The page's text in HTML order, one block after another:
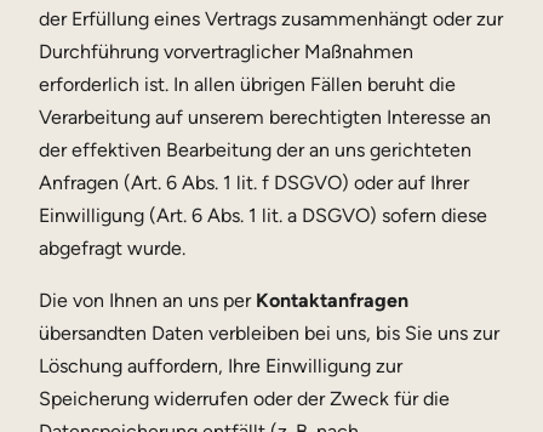
der Erfüllung eines Vertrags zusammenhängt oder zur
Durchführung vorvertraglicher Maßnahmen
erforderlich ist. In allen übrigen Fällen beruht die
Verarbeitung auf unserem berechtigten Interesse an
der effektiven Bearbeitung der an uns gerichteten
Anfragen (Art. 6 Abs. 1 lit. f DSGVO) oder auf Ihrer
Einwilligung (Art. 6 Abs. 1 lit. a DSGVO) sofern diese
abgefragt wurde.
Die von Ihnen an uns per Kontaktanfragen
übersandten Daten verbleiben bei uns, bis Sie uns zur
Löschung auffordern, Ihre Einwilligung zur
Speicherung widerrufen oder der Zweck für die